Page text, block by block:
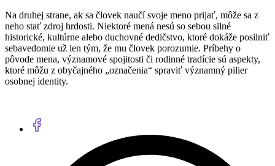
Na druhej strane, ak sa človek naučí svoje meno prijať, môže sa z
neho stať zdroj hrdosti. Niektoré mená nesú so sebou silné
historické, kultúrne alebo duchovné dedičstvo, ktoré dokáže posilniť
sebavedomie už len tým, že mu človek porozumie. Príbehy o
pôvode mena, významové spojitosti či rodinné tradície sú aspekty,
ktoré môžu z obyčajného „označenia“ spraviť významný pilier
osobnej identity.